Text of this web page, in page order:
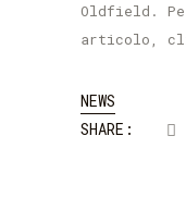
Oldfield.
articolo,
NEWS
SHARE: